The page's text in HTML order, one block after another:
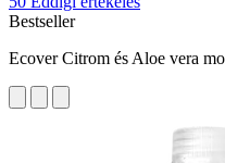
Bestseller
Ecover Citrom és Aloe vera